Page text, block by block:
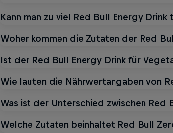
Kann man zu viel Red Bull Energy Drink
Woher kommen die Zutaten der Red
Ist der Red Bull Energy Drink für
Wie lauten die Nährwertangaben von
Was ist der Unterschied zwischen Red
Welche Zutaten beinhaltet Red Bull